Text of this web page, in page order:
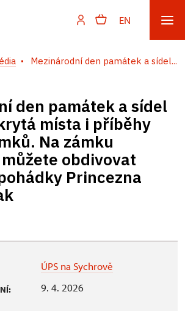
EN
Mezinárodní den památek a sídel...
den památek a sídel
místa i příběhy
Na zámku
obdivovat
Princezna
ÚPS na Sychrově
9. 4. 2026